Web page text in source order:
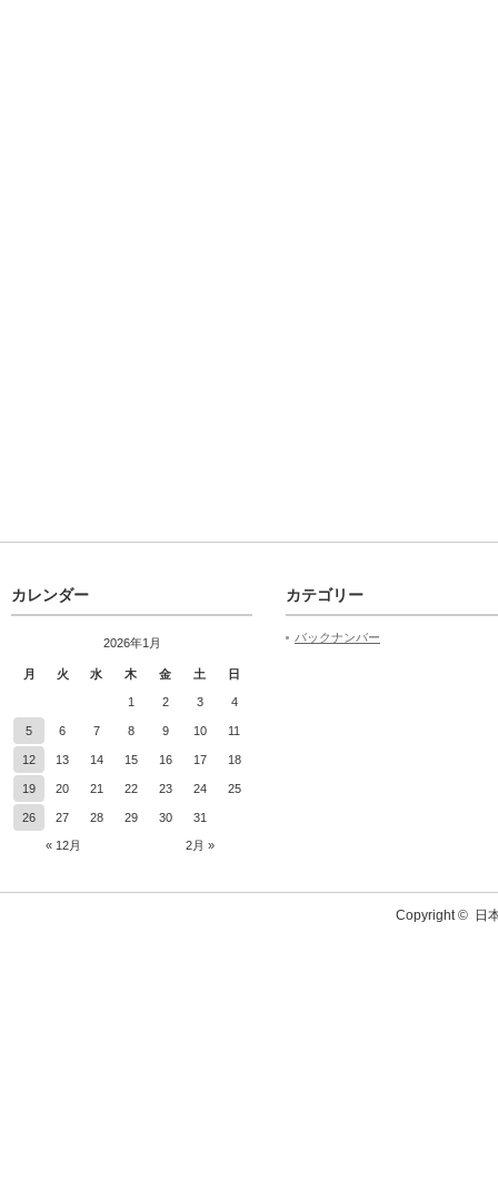
カレンダー
2026年1月
月 火 水 木 金 土 日
« 12月 2月 »
1 2 3 4
5 6 7 8 9 10 11
12 13 14 15 16 17 18
19 20 21 22 23 24 25
26 27 28 29 30 31
カテゴリー
バックナンバー
Copyright © 日